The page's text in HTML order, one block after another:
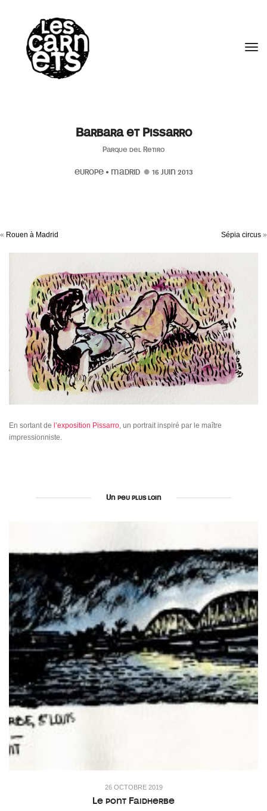
Barbara et Pissarro
Parque del Retiro
EUROPE• MADRID 16 JUIN 2013
« Rouen à Madrid Sépia circus »
En sortant de l’exposition Pissarro, un portrait inspiré par le maître
impressionniste.
Un peu plus loin
26 OCTOBRE 2019
Le pont Faidherbe